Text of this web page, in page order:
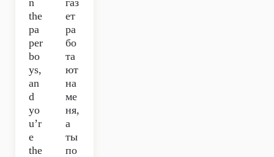
n
the
pa
per
bo
ys,
an
d
yo
u’r
e
the
газ
ет
ра
бо
та
ют
на
ме
ня,
а
ты
по